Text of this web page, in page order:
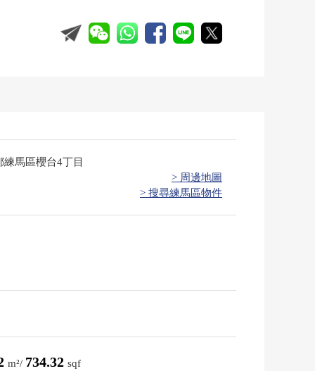
練馬區櫻台4丁目
> 周邊地圖
> 搜尋練馬區物件
m²/ 734.32 sqf